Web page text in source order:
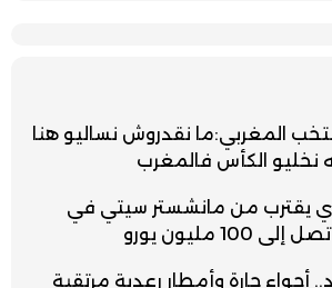
المغربي:ما نقدروش نساليو هنا
نخليو الكأس فالمغرب
يقترب من مانشستر سيتي في
مليون يورو
أجواء حارة وأمطار رعدية مرتقبة